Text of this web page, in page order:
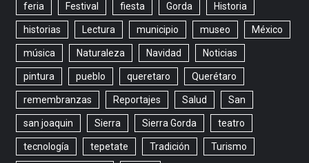
feria Festival fiesta Gorda Historia
historias Lectura municipio museo México
música Naturaleza Navidad Noticias
pintura pueblo queretaro Querétaro
remembranzas Reportajes Salud San
san joaquin Sierra Sierra Gorda teatro
tecnología tepetate Tradición Turismo